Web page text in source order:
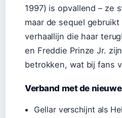
1997) is opvallend – ze
maar de sequel
verhaallijn die haar
en Freddie Prinze Jr.
betrokken, wat bij fans
Verband met de
Gellar verschijnt als